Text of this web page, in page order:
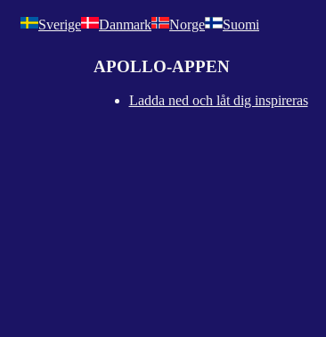
Sverige Danmark Norge Suomi
APOLLO-APPEN
Ladda ned och låt dig inspireras